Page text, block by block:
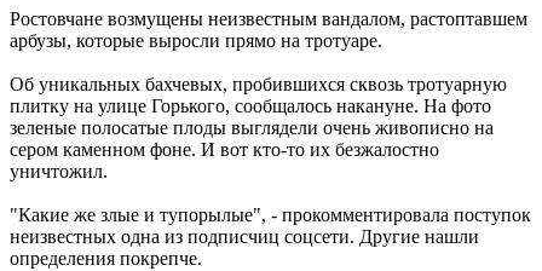
Ростовчане возмущены неизвестным вандалом, растоптавшем
арбузы, которые выросли прямо на тротуаре.
Об уникальных бахчевых, пробившихся сквозь тротуарную
плитку на улице Горького, сообщалось накануне. На фото
зеленые полосатые плоды выглядели очень живописно на
сером каменном фоне. И вот кто-то их безжалостно
уничтожил.
"Какие же злые и тупорылые", - прокомментировала поступок
неизвестных одна из подписчиц соцсети. Другие нашли
определения покрепче.